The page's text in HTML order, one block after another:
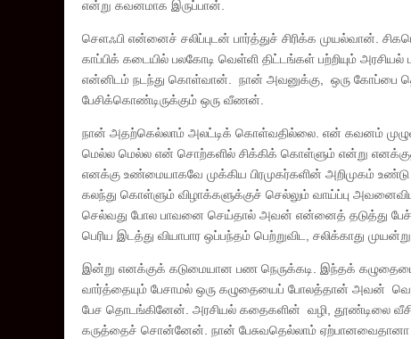
என்று கவனமாக இருப்பான்.
செளஃபி என்னைச் சலிப்புடன் பார்த்துச் சிரிக்க முயல்வான்.
காப்பிக் கடையில் பலகோடி வெள்ளி திட்டங்கள் பற்றியும்
என்னிடம் நடந்து கொள்வான். நான் அவனுக்கு, ஒரு கோப்பை
பேசிக்கொண்டிருக்கும் ஒரு வீணன்.
நான் அதற்கெல்லாம் அலட்டிக் கொள்வதில்லை. என் கவனம்
மெல்ல மெல்ல என் சொற்களில் சிக்கிக் கொள்ளும் என்று
எனக்கு உண்மையாகவே முக்கிய பிரமுகர்களின் அறிமுகம் உண்டு
கலந்து கொள்ளும் விழாக்களுக்குச் செல்லும் வாய்ப்பு
செல்வது போல பாவனை செய்தால் அவன் என்னைத் தடுத்து
பெரிய இடத்து வியாபார ஒப்பந்தம் பெற்றுவிட, சலிக்காது
இன்று எனக்குக் கடுமையான பண நெருக்கடி. இந்தக்
வார்த்தையும் பேசாமல் ஒரு கழுதையைப் போலத்தான் அவன்
பேச தொடங்கினேன். அரசியல் கதைகளின் வழி, தூண்டிலை
கருத்தைச் சொன்னேன். நான் பேசுவதெல்லாம் ஏற்பானவைதானா